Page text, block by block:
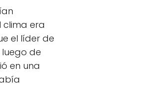
clima era
el líder de
de
en una